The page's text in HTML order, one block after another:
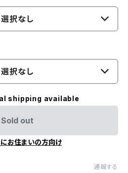
選択なし
選択なし
shipping available
Sold out
お住まいの方向け
通報する